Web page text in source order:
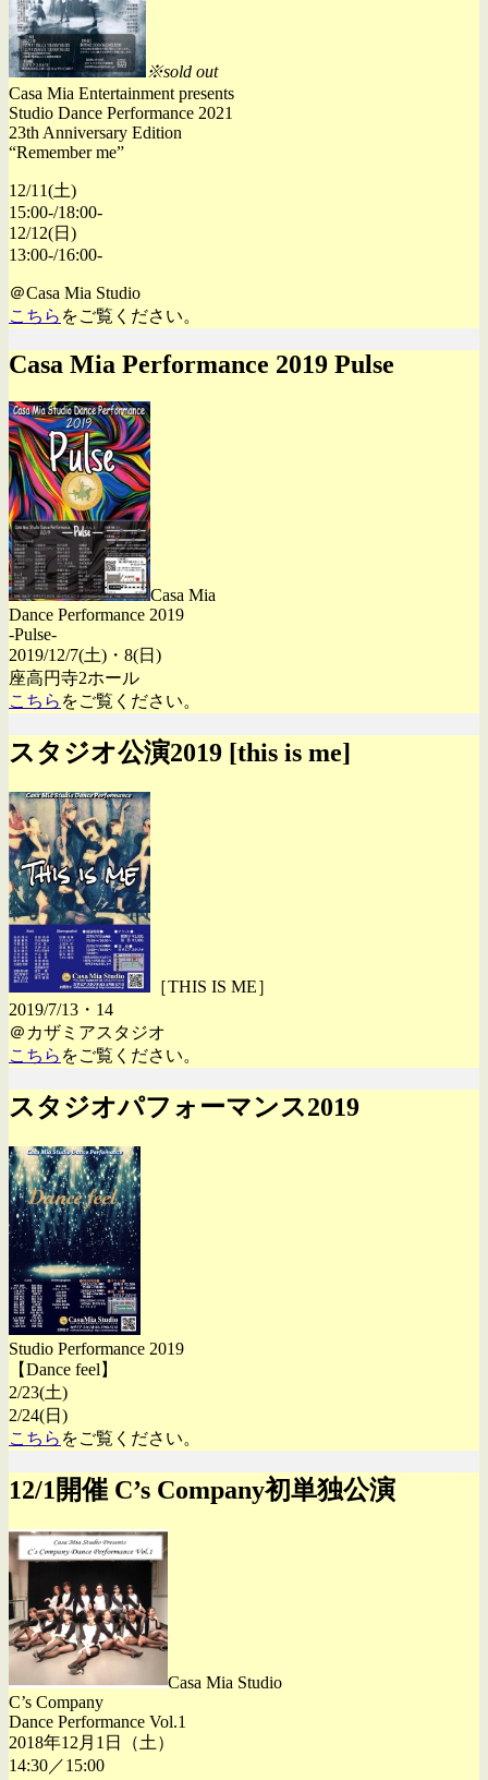
※sold out
Casa Mia Entertainment presents
Studio Dance Performance 2021
23th Anniversary Edition
“Remember me”
12/11(土)
15:00-/18:00-
12/12(日)
13:00-/16:00-
＠Casa Mia Studio
こちら をご覧ください。
Casa Mia Performance 2019 Pulse
Casa Mia
Dance Performance 2019
-Pulse-
2019/12/7(土)・8(日)
座高円寺2ホール
こちら をご覧ください。
スタジオ公演2019 [this is me]
［THIS IS ME］
2019/7/13・14
＠カザミアスタジオ
こちら をご覧ください。
スタジオパフォーマンス2019
Studio Performance 2019
【Dance feel】
2/23(土)
2/24(日)
こちら をご覧ください。
12/1開催 C’s Company初単独公演
Casa Mia Studio
C’s Company
Dance Performance Vol.1
2018年12月1日（土）
14:30／15:00